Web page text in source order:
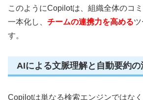
このようにCopilotは、組織全体のコ
一本化し、 チームの連携力を高める
す。
AIによる文脈理解と自動要約の
Copilotは単なる検索エンジンではな